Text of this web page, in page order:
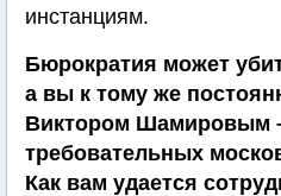
инстанциям.
Бюрократия может
а вы к тому же
Виктором Шамировым
требовательных
Как вам удается